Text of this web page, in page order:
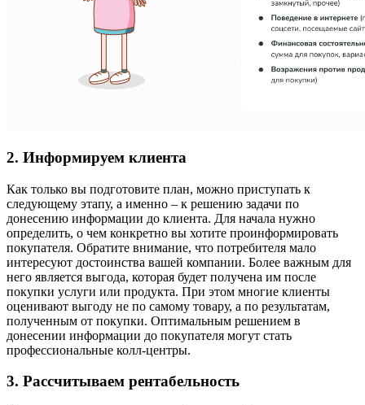
2. Информируем клиента
Как только вы подготовите план, можно приступать к
следующему этапу, а именно – к решению задачи по
донесению информации до клиента. Для начала нужно
определить, о чем конкретно вы хотите проинформировать
покупателя. Обратите внимание, что потребителя мало
интересуют достоинства вашей компании. Более важным для
него является выгода, которая будет получена им после
покупки услуги или продукта. При этом многие клиенты
оценивают выгоду не по самому товару, а по результатам,
полученным от покупки. Оптимальным решением в
донесении информации до покупателя могут стать
профессиональные колл-центры.
3. Рассчитываем рентабельность